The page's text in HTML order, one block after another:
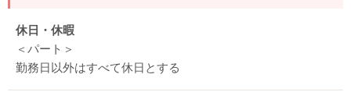
休日・休暇
＜パート＞
勤務日以外はすべて休日とする